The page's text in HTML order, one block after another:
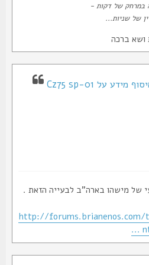
של דקות -
שניות...
Re: דיון לאיסוף מידע על Cz75 sp-01
מישהו בארה"ב לבעייה הזאת .
http://